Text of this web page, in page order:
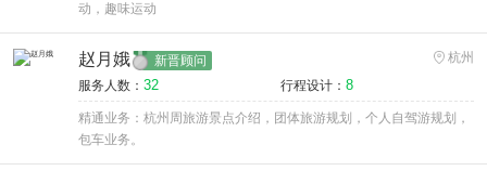
动，趣味运动
赵月娥 新晋顾问
杭州
服务人数： 32 行程设计： 8
精通业务：杭州周旅游景点介绍，团体旅游规划，个人自驾游规划，
包车业务。